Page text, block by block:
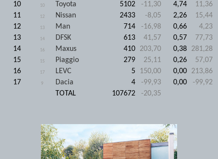
10
10 Toyota 5102 -11,30 4,74
11,36
11
12 Nissan 2433 -8,05 2,26
15,44
12
13 Man 714 -16,98 0,66
4,23
13
14 DFSK 613 41,57 0,57
77,73
14
16 Maxus 410 203,70 0,38
281,28
15
15 Piaggio 279 25,11 0,26
57,07
16
17 LEVC 5 150,00 0,00
213,86
17
9 Dacia 4 -99,93 0,00
-99,92
TOTAL
107672 -20,35